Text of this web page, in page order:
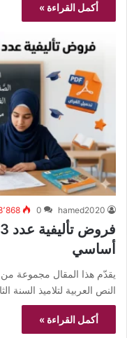
أكمل القراءة »
hamed2020
0
أساسي
النص العربية لتلاميذ السنة
أكمل القراءة »